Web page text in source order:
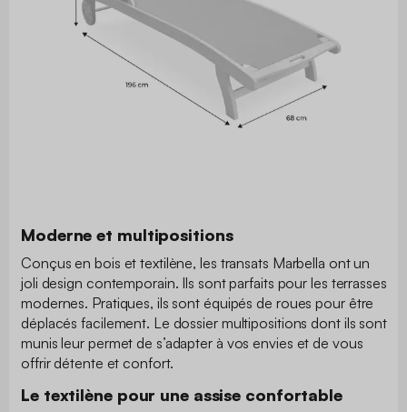
Moderne et multipositions
Conçus en bois et textilène, les transats Marbella ont un
joli design contemporain. Ils sont parfaits pour les terrasses
modernes. Pratiques, ils sont équipés de roues pour être
déplacés facilement. Le dossier multipositions dont ils sont
munis leur permet de s’adapter à vos envies et de vous
offrir détente et confort.
Le textilène pour une assise confortable